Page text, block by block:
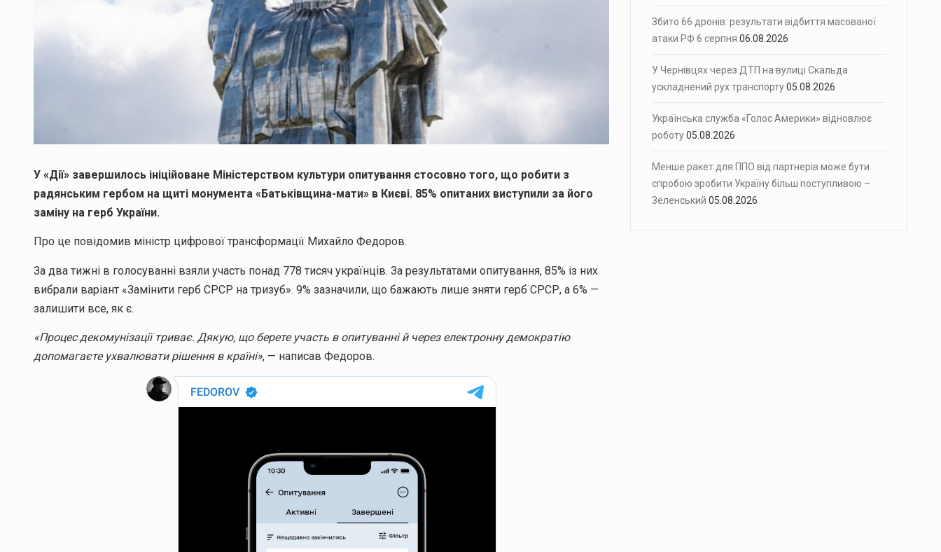
У «Дії» завершилось ініційоване Міністерством культури опитування стосовно того, що робити з
радянським гербом на щиті монумента «Батьківщина-мати» в Києві. 85% опитаних виступили за його
заміну на герб України.
Про це повідомив міністр цифрової трансформації Михайло Федоров.
За два тижні в голосуванні взяли участь понад 778 тисяч українців. За результатами опитування, 85% із них
вибрали варіант «Замінити герб СРСР на тризуб». 9% зазначили, що бажають лише зняти герб СРСР, а 6% —
залишити все, як є.
«Процес декомунізації триває. Дякую, що берете участь в опитуванні й через електронну демократію
допомагаєте ухвалювати рішення в країні», — написав Федоров.
Збито 66 дронів: результати відбиття масованої
атаки РФ 6 серпня 06.08.2026
У Чернівцях через ДТП на вулиці Скальда
ускладнений рух транспорту05.08.2026
Українська служба «Голос Америки» відновлює
роботу05.08.2026
Менше ракет для ППО від партнерів може бути
спробою зробити Україну більш поступливою –
Зеленський 05.08.2026